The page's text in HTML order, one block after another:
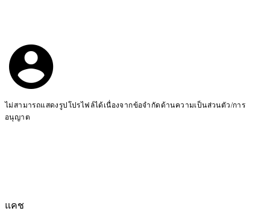
ไม่สามารถแสดงรูปโปรไฟล์ได้เนื่องจากข้อจำกัดด้านความเป็นส่วนตัว/การ
อนุญาต
แคช